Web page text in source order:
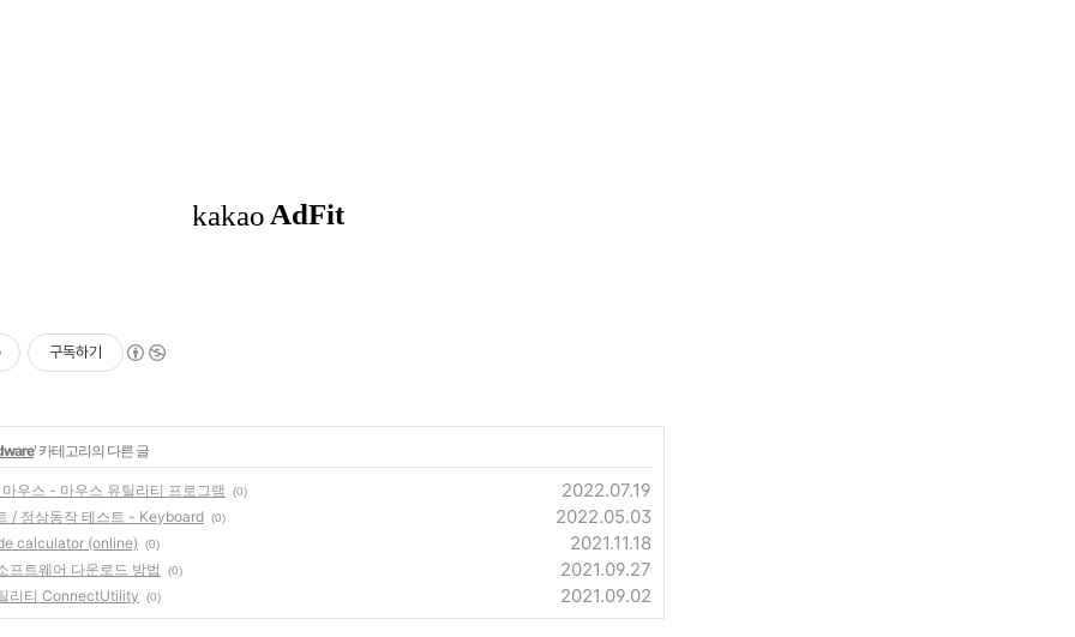
구독하기
' 카테고리의 다른 글
우스 - 마우스 유틸리티 프로그램 (0) 2022.07.19
/ 정상동작 테스트 - Keyboard (0) 2022.05.03
calculator (online) (0) 2021.11.18
프트웨어 다운로드 방법 (0) 2021.09.27
리티 ConnectUtility (0) 2021.09.02